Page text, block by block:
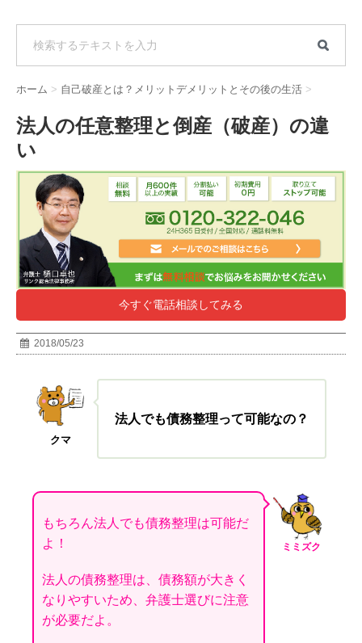
ホーム > 自己破産とは？メリットデメリットとその後の生活 >
法人の任意整理と倒産（破産）の違
い
今すぐ電話相談してみる
2018/05/23
クマ
法人でも債務整理って可能なの ？
ミミズク
もちろん法人でも債務整理は可能だ
よ！
法人の債務整理は、債務額が大きく
なりやすいため、弁護士選びに注意
が必要だよ。